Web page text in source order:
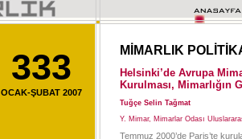
333
OCAK-ŞUBAT 2007
MİMARLIK
Helsinki’de Avrupa
Kurulması, Mimarlığın
Tuğçe Selin Tağmat
Y. Mimar, Mimarlar Odası
Temmuz 2000’de Paris’te